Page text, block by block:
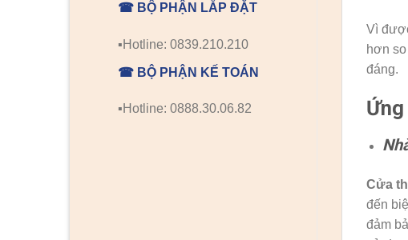
☎ BỘ PHẬN LẮP ĐẶT
▪️Hotline: 0839.210.210
☎ BỘ PHẬN KẾ TOÁN
▪️Hotline: 0888.30.06.82
Vì
hơn
đáng.
Cửa
đến
đảm